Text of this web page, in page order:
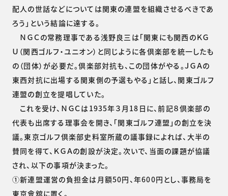
配人の世話などについては関東の連盟を組織させるべきであ
ろう」という結論に達する。
ＮＧＣの常務理事である浅野良三は「関東にも関西のＫＧ
Ｕ（関西ゴルフ・ユニオン）と同じように各倶楽部を統一したも
の（団体）が必要だ。倶楽部対抗も、この団体がやる。ＪＧＡの
東西対抗に出場する関東側の予選もやる」と話し、関東ゴルフ
連盟の創立を提唱していた。
これを受け、ＮＧＣは1935年３月18日に、前記８倶楽部の
代表も出席する理事会を開き、「関東ゴルフ連盟」の創立を決
議。東京ゴルフ倶楽部史料室所蔵の議事録によれば、大半の
賛同を得て、ＫＧＡの創設が決定。次いで、当面の課題が協議
され、以下の事項が決まった。
①新連盟運営の負担金は月額50円、年600円とし、事務局を
東京會舘に置く。